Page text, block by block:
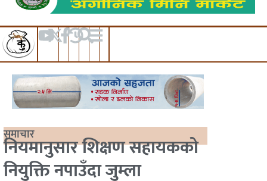
समाचार
नियमानुसार शिक्षण सहायकको
नियुक्ति नपाउँदा जुम्ला